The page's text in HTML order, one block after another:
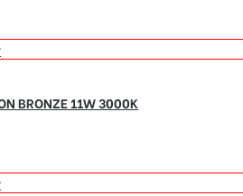
BRONZE 11W 3000K